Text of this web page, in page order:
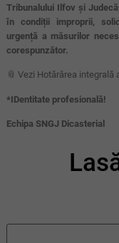
Tribunalului Ilfov și
în condiții improprii,
urgență a măsurilor
corespunzător.
📎 Vezi Hotărârea integrală
*IDentitate profesională!
Echipa SNGJ Dicasterial